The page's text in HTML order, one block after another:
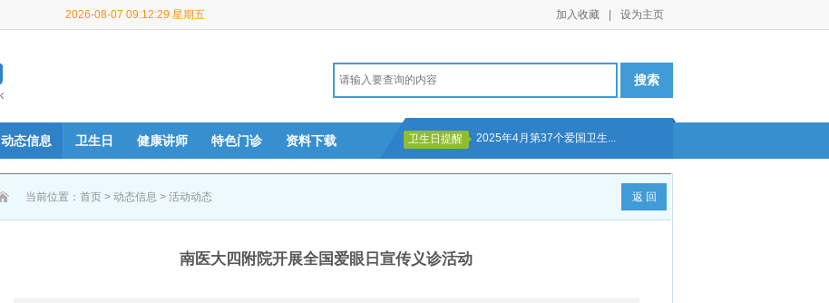
加入收藏 设为主页
2026-08-07 09:12:29 星期五
动态信息 卫生日 健康讲师 特色门诊 资料下载 卫生日提醒 2025年4月第37个爱国卫生...
当前位置： 首页 > 动态信息 > 活动动态 返 回
南医大四附院开展全国爱眼日宣传义诊活动